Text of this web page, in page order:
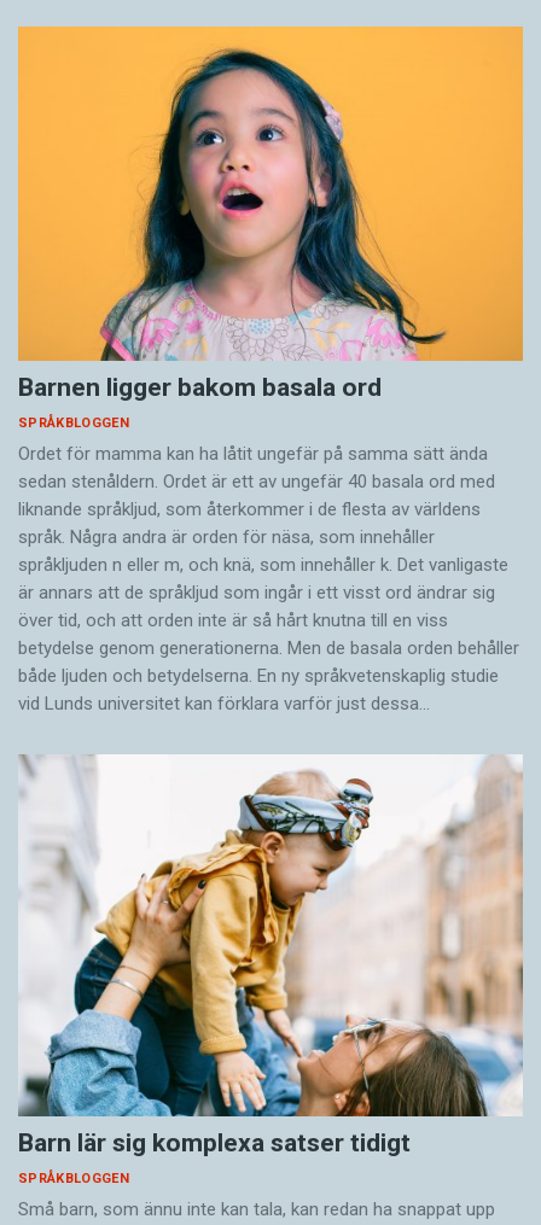
Barnen ligger bakom basala ord
SPRÅKBLOGGEN
Ordet för mamma kan ha låtit ungefär på samma sätt ända
sedan stenåldern. Ordet är ett av ungefär 40 basala ord med
liknande språkljud, som återkommer i de flesta av världens
språk. Några andra är orden för näsa, som innehåller
språkljuden n eller m, och knä, som innehåller k. Det vanligaste
är annars att de språkljud som ingår i ett visst ord ändrar sig
över tid, och att orden inte är så hårt knutna till en viss
betydelse genom generationerna. Men de basala orden behåller
både ljuden och betydelserna. En ny språkvetenskaplig studie
vid Lunds universitet kan förklara varför just dessa…
Barn lär sig komplexa satser tidigt
SPRÅKBLOGGEN
Små barn, som ännu inte kan tala, kan redan ha snappat upp